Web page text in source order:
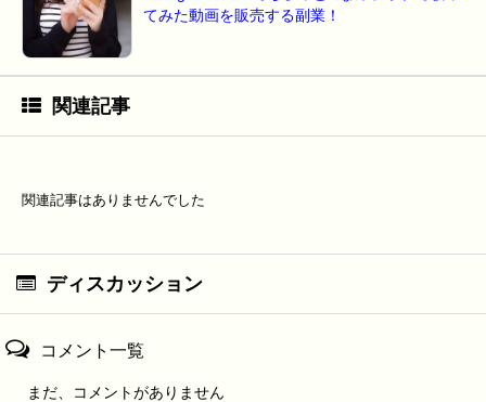
てみた動画を販売する副業！
関連記事
関連記事はありませんでした
ディスカッション
コメント一覧
まだ、コメントがありません